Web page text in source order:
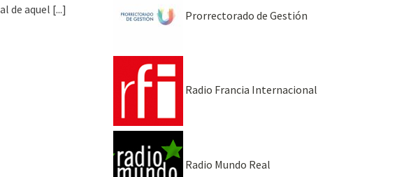
de aquel [...] Prorrectorado de Gestión
Radio Francia Internacional
Radio Mundo Real